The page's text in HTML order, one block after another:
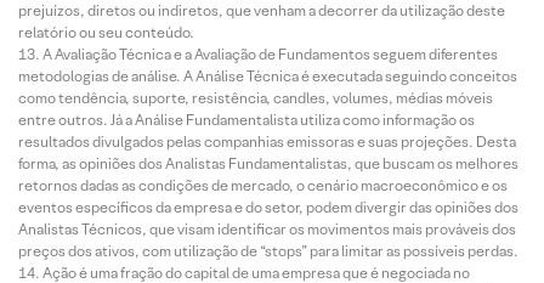
prejuízos, diretos ou indiretos, que venham a decorrer da utilização deste
relatório ou seu conteúdo.
A Avaliação Técnica e a Avaliação de Fundamentos seguem diferentes
metodologias de análise. A Análise Técnica é executada seguindo conceitos
como tendência, suporte, resistência, candles, volumes, médias móveis
entre outros. Já a Análise Fundamentalista utiliza como informação os
resultados divulgados pelas companhias emissoras e suas projeções. Desta
forma, as opiniões dos Analistas Fundamentalistas, que buscam os melhores
retornos dadas as condições de mercado, o cenário macroeconômico e os
eventos específicos da empresa e do setor, podem divergir das opiniões dos
Analistas Técnicos, que visam identificar os movimentos mais prováveis dos
preços dos ativos, com utilização de “stops” para limitar as possíveis perdas.
Ação é uma fração do capital de uma empresa que é negociada no